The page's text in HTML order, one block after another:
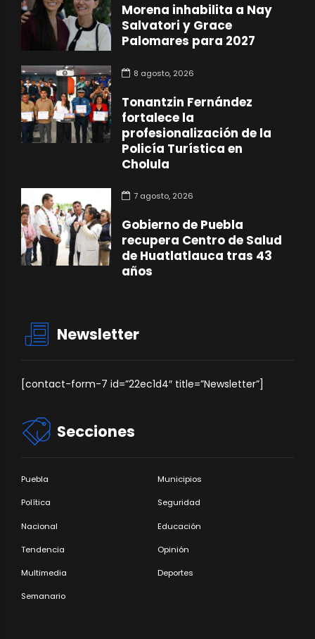
Morena inhabilita a Nay
Salvatori y Grace
Palomares para 2027
8 agosto, 2026
Tonantzin Fernández
fortalece la
profesionalización de la
Policía Turística en
Cholula
7 agosto, 2026
Gobierno de Puebla
recupera Centro de Salud
de Huatlatlauca tras 43
años
Newsletter
[contact-form-7 id=”22ec1d4″ title=”Newsletter”]
Secciones
Puebla Municipios
Política Seguridad
Nacional Educación
Tendencia Opinión
Multimedia Deportes
Semanario